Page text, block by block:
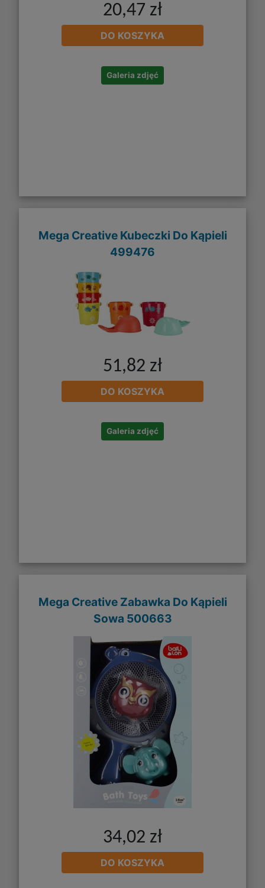
20,47 zł
DO KOSZYKA
Galeria zdjęć
Mega Creative Kubeczki Do Kąpieli
499476
51,82 zł
DO KOSZYKA
Galeria zdjęć
Mega Creative Zabawka Do Kąpieli
Sowa 500663
34,02 zł
DO KOSZYKA